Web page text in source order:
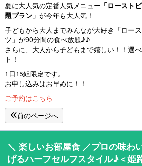
夏に大人気の定番人気メニュー 「ロースト
題プラン」 が今年も大人気！
子どもから大人までみんなが大好き「ロー
ツ」が90分間の食べ放題♪♪
さらに、大人から子どもまで嬉しい！！選
ト！
1日15組限定です。
お申し込みはお早めに！！
ご予約はこちら
前のページへ
＼ 楽しいお部屋食 ／プロの味わ
げるハーフセルフスタイル♪＜姫